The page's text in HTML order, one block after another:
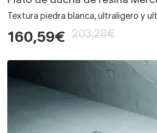
Textura piedra blanca, ultraligero y
160,59€ 203,28€